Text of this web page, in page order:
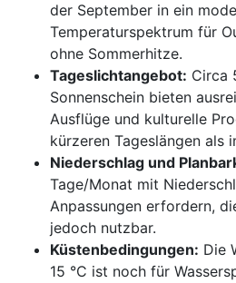
der September in ein
Temperaturspektrum für
ohne Sommerhitze.
Tageslichtangebot: Circa
Sonnenschein bieten
Ausflüge und kulturelle
kürzeren Tageslängen als
Niederschlag und
Tage/Monat mit
Anpassungen erfordern,
jedoch nutzbar.
Küstenbedingungen: Die
15 °C ist noch für